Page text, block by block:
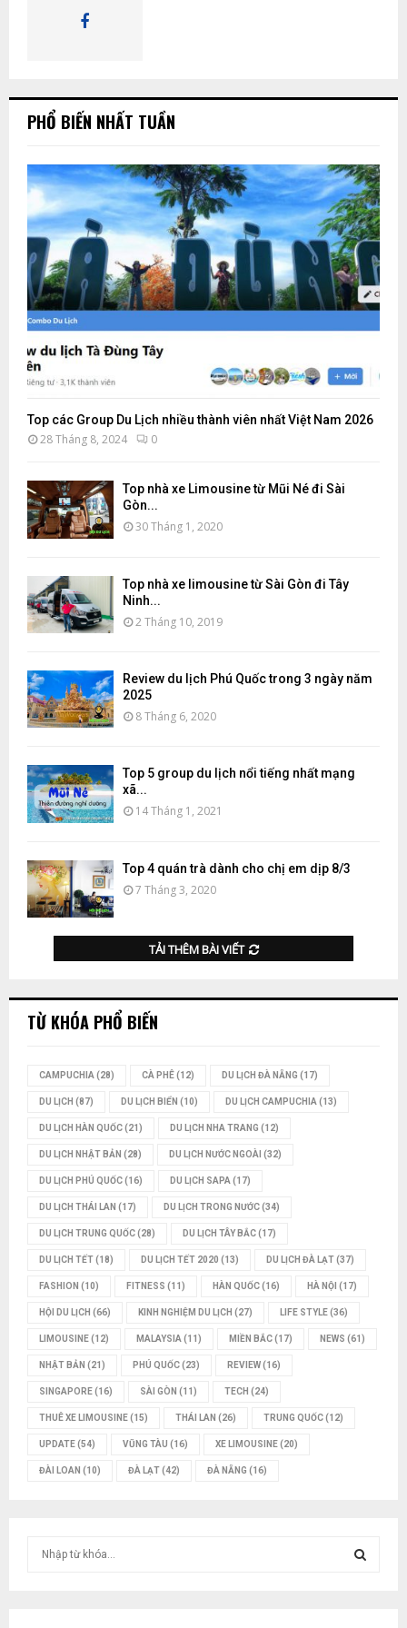
PHỔ BIẾN NHẤT TUẦN
Top các Group Du Lịch nhiều thành viên nhất Việt Nam 2026
28 Tháng 8, 2024 0
Top nhà xe Limousine từ Mũi Né đi Sài
Gòn...
30 Tháng 1, 2020
Top nhà xe limousine từ Sài Gòn đi Tây
Ninh...
2 Tháng 10, 2019
Review du lịch Phú Quốc trong 3 ngày năm
2025
8 Tháng 6, 2020
Top 5 group du lịch nổi tiếng nhất mạng
xã...
14 Tháng 1, 2021
Top 4 quán trà dành cho chị em dịp 8/3
7 Tháng 3, 2020
TẢI THÊM BÀI VIẾT
TỪ KHÓA PHỔ BIẾN
CAMPUCHIA (28) CÀ PHÊ(12) DU LỊCH ĐÀ NẴNG (17)
DU LỊCH (87) DU LỊCH BIỂN (10) DU LỊCH CAMPUCHIA (13)
DU LỊCH HÀN QUỐC(21) DU LỊCH NHA TRANG (12)
DU LỊCH NHẬT BẢN (28) DU LỊCH NƯỚC NGOÀI (32)
DU LỊCH PHÚ QUỐC(16) DU LỊCH SAPA (17)
DU LỊCH THÁI LAN (17) DU LỊCH TRONG NƯỚC(34)
DU LỊCH TRUNG QUỐC(28) DU LỊCH TÂY BẮC(17)
DU LỊCH TẾT(18) DU LỊCH TẾT 2020 (13) DU LỊCH ĐÀ LẠT(37)
FASHION (10) FITNESS (11) HÀN QUỐC(16) HÀ NỘI (17)
HỘI DU LỊCH (66) KINH NGHIỆM DU LỊCH (27) LIFE STYLE(36)
LIMOUSINE(12) MALAYSIA (11) MIỀN BẮC(17) NEWS (61)
NHẬT BẢN (21) PHÚ QUỐC(23) REVIEW(16)
SINGAPORE(16) SÀI GÒN (11) TECH (24)
THUÊ XE LIMOUSINE(15) THÁI LAN (26) TRUNG QUỐC(12)
UPDATE(54) VŨNG TÀU (16) XE LIMOUSINE(20)
ĐÀI LOAN (10) ĐÀ LẠT(42) ĐÀ NẴNG (16)